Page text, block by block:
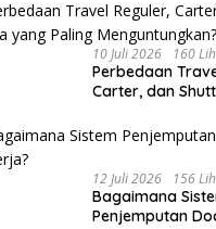
10 Juli 2026 160
Perbedaan
Carter, dan
12 Juli 2026 156
Bagaimana
Penjemputan